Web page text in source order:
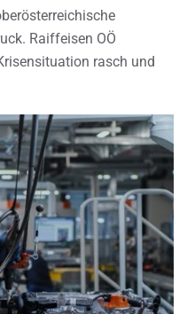
Raiffeisen OÖ
rasch und